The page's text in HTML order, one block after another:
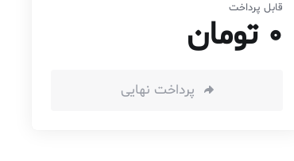
قابل پرداخت
0 تومان
پرداخت نهایی